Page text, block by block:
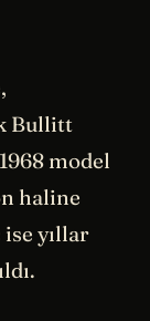
Bullitt
model
haline
yıllar